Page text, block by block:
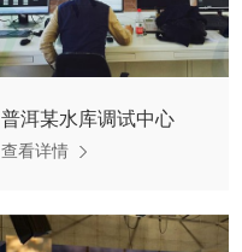
普洱某水库调试中心
查看详情